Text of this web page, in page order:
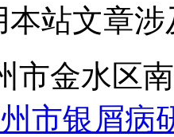
站文章
市金水区
市银屑病